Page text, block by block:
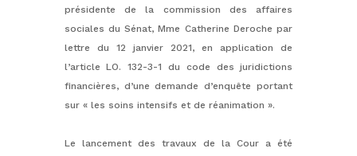
présidente de la commission des affaires
sociales du Sénat, Mme Catherine Deroche par
lettre du 12 janvier 2021, en application de
l’article LO. 132-3-1 du code des juridictions
financières, d’une demande d’enquête portant
sur « les soins intensifs et de réanimation ».
Le lancement des travaux de la Cour a été